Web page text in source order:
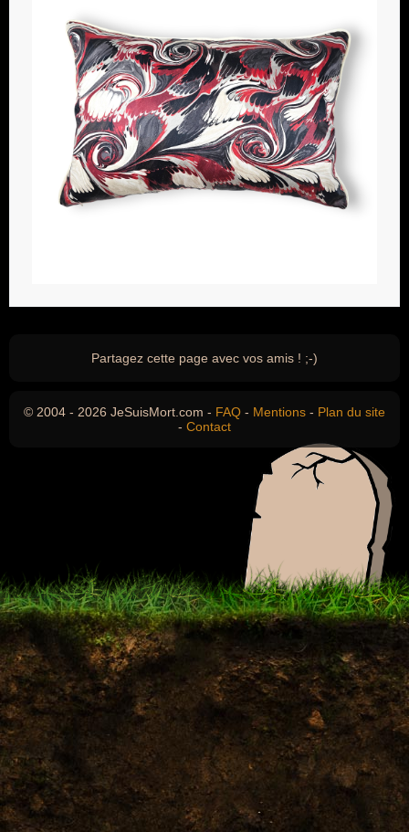
Partagez cette page avec vos amis ! ;-)
© 2004 - 2026 JeSuisMort.com - FAQ - Mentions - Plan du site
- Contact